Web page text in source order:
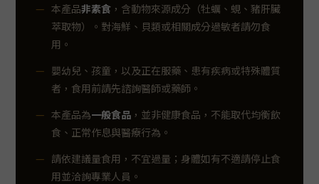
本產品非素食 ，含動物來源成分（牡蠣、蜆、豬肝臟
萃取物）。對海鮮、貝類或相關成分過敏者請勿食
用。
嬰幼兒、孩童，以及正在服藥、患有疾病或特殊體質
者，食用前請先諮詢醫師或藥師。
本產品為一般食品 ，並非健康食品，不能取代均衡飲
食、正常作息與醫療行為。
請依建議量食用，不宜過量；身體如有不適請停止食
用並洽詢專業人員。